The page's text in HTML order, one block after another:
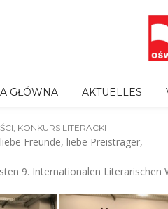
GŁÓWNA AKTUELLES
, KONKURS LITERACKI
Freunde, liebe Preisträger,
9. Internationalen Literarischen